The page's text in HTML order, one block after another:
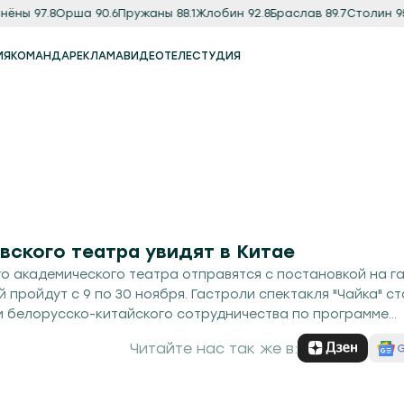
97.8Орша 90.6Пружаны 88.1Жлобин 92.8Браслав 89.7Столин
КОМАНДАРЕКЛАМАВИДЕОТЕЛЕСТУДИЯ
театра увидят в Китае
академического театра отправятся с постановкой на
с 9 по 30 ноября. Гастроли спектакля "Чайка"
китайского сотрудничества по программе
Читайте нас так же в: